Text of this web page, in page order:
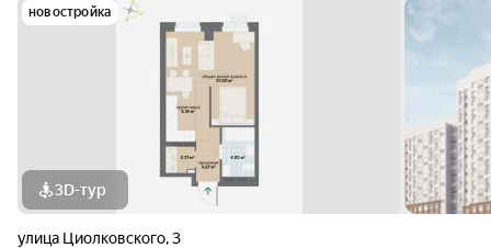
новостройка
3D-тур
улица Циолковского,3